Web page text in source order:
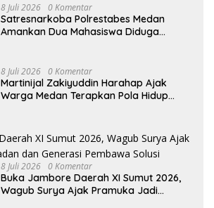
8 Juli 2026 0 Komentar
Satresnarkoba Polrestabes Medan
Amankan Dua Mahasiswa Diduga
8 Juli 2026 0 Komentar
Martinijal Zakiyuddin Harahap Ajak
Warga Medan Terapkan Pola Hidup
8 Juli 2026 0 Komentar
Buka Jambore Daerah XI Sumut 2026,
Wagub Surya Ajak Pramuka Jadi